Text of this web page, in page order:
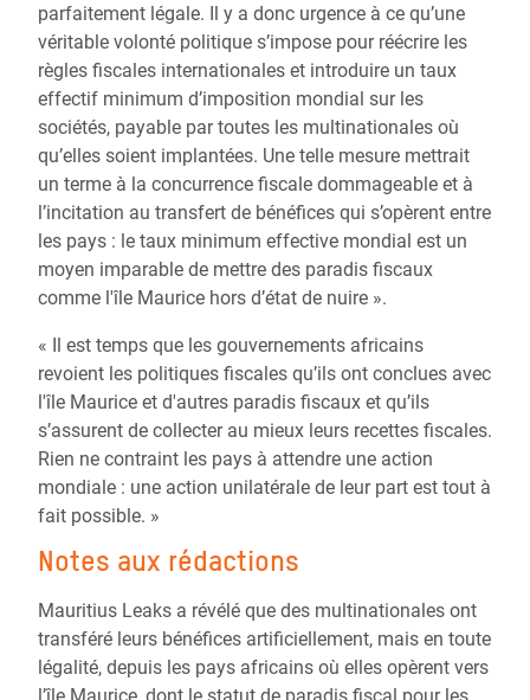
parfaitement légale. Il y a donc urgence à ce qu’une
véritable volonté politique s’impose pour réécrire les
règles fiscales internationales et introduire un taux
effectif minimum d’imposition mondial sur les
sociétés, payable par toutes les multinationales où
qu’elles soient implantées. Une telle mesure mettrait
un terme à la concurrence fiscale dommageable et à
l’incitation au transfert de bénéfices qui s’opèrent entre
les pays : le taux minimum effective mondial est un
moyen imparable de mettre des paradis fiscaux
comme l'île Maurice hors d’état de nuire ».
« Il est temps que les gouvernements africains
revoient les politiques fiscales qu’ils ont conclues avec
l'île Maurice et d'autres paradis fiscaux et qu’ils
s’assurent de collecter au mieux leurs recettes fiscales.
Rien ne contraint les pays à attendre une action
mondiale : une action unilatérale de leur part est tout à
fait possible. »
Notes aux rédactions
Mauritius Leaks a révélé que des multinationales ont
transféré leurs bénéfices artificiellement, mais en toute
légalité, depuis les pays africains où elles opèrent vers